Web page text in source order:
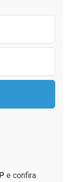
sem Desconto
e confira